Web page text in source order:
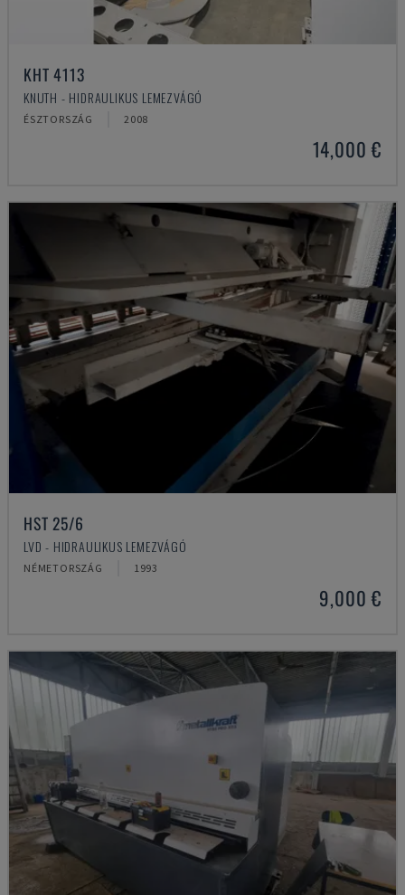
KHT 4113
KNUTH - HIDRAULIKUS LEMEZVÁGÓ
ÉSZTORSZÁG 2008
14,000 €
HST 25/6
LVD - HIDRAULIKUS LEMEZVÁGÓ
NÉMETORSZÁG 1993
9,000 €